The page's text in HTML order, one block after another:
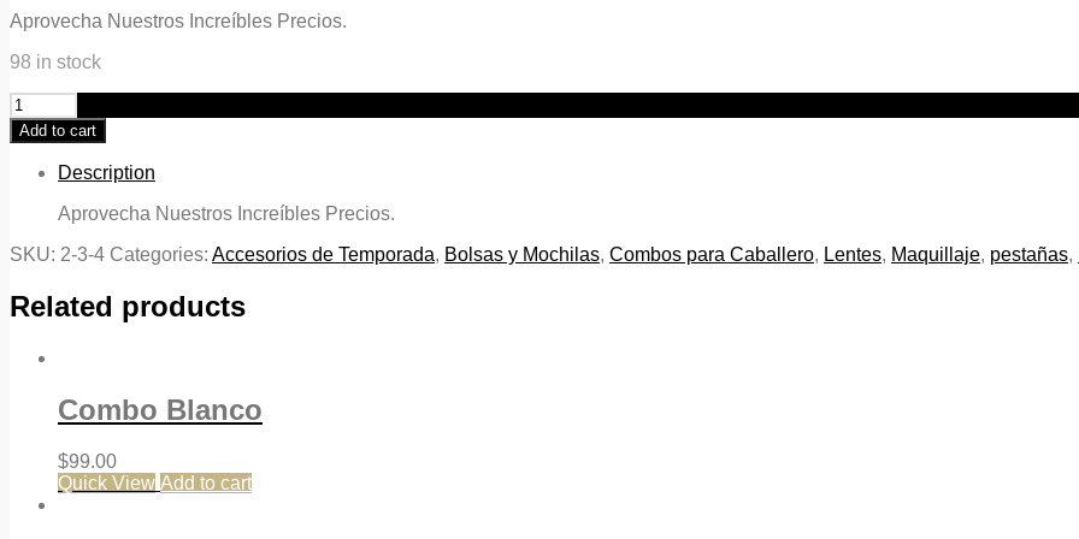
Aprovecha Nuestros Increíbles Precios.
98 in stock
Combo
Camuflajeado
quantity
Add to cart
Description
Aprovecha Nuestros Increíbles Precios.
SKU: 2-3-4 Categories: Accesorios de Temporada, Bolsas y Mochilas, Combos para Caballero, Lentes, Maquillaje, pestañas,
Related products
Combo Blanco
$99.00
Quick View Add to cart